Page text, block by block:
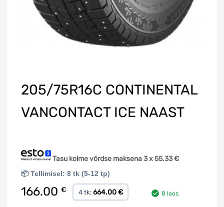
205/75R16C CONTINENTAL
VANCONTACT ICE NAAST
Tasu kolme võrdse maksena 3 x55.33€
📦 Tellimisel: 8 tk (5-12 tp)
166.00 € 4 tk: 664.00 € 8 laos